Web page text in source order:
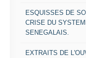
ESQUISSES DE
CRISE DU
SENEGALAIS.
EXTRAITS DE